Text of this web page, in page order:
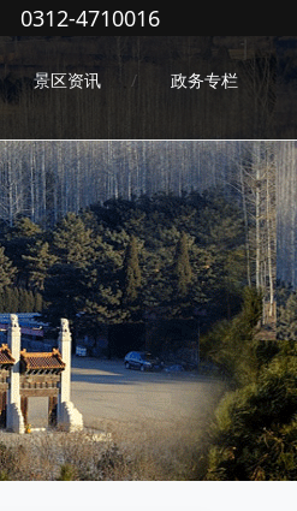
0312-4710016
景区资讯 政务专栏